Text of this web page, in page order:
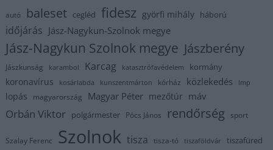
autó baleset cegléd fidesz györfi mihály háború
időjárás Jász-Nagykun-Szolnok megye
Jász-Nagykun Szolnok megye Jászberény
Jászkunság karambol Karcag katasztrófavédelem kormány
koronavírus kosárlabda kunszentmárton kórház közlekedés lmp
lopás magyarország Magyar Péter mezőtúr máv
Orbán Viktor polgármester Pócs János rendőrség sport
Szalay Ferenc Szolnok tisza tisza-tó tiszaföldvár tiszafüred